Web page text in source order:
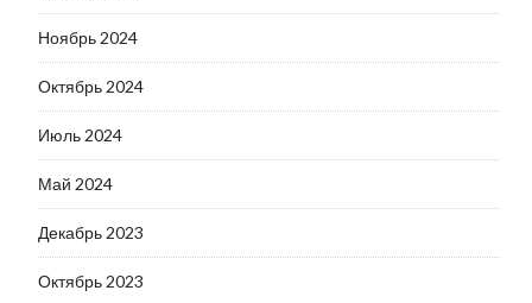
Ноябрь 2024
Октябрь 2024
Июль 2024
Май 2024
Декабрь 2023
Октябрь 2023